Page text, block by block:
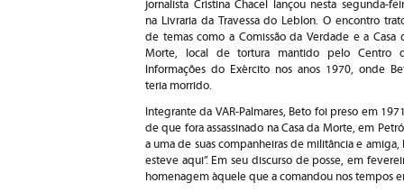
jornalista Cristina Chacel lançou nesta segunda-
na Livraria da Travessa do Leblon. O encontro
de temas como a Comissão da Verdade e a Casa
Morte, local de tortura mantido pelo Centro
Informações do Exército nos anos 1970, onde
teria morrido.
Integrante da VAR-Palmares, Beto foi preso em
de que fora assassinado na Casa da Morte, em
a uma de suas companheiras de militância e
esteve aqui”. Em seu discurso de posse, em
homenagem àquele que a comandou nos tempos